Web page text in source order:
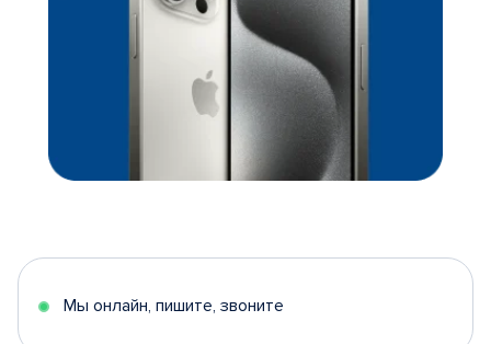
Мы онлайн, пишите, звоните